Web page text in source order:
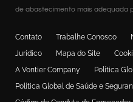
de abastecimento mais adequada
Contato Trabalhe Conosco
Jurídico
Mapa do Site
A Vontier Company
Política
Política Global de Saúde e